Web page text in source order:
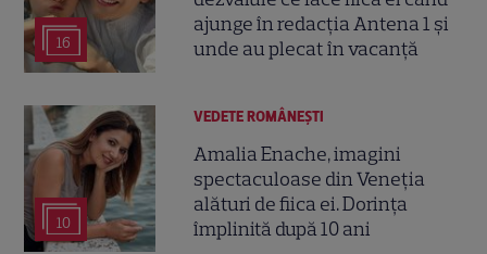
16
ajunge în redacția Antena 1 și
unde au plecat în vacanță
10
VEDETE ROMÂNEŞTI
Amalia Enache, imagini
spectaculoase din Veneția
alături de fiica ei. Dorința
împlinită după 10 ani